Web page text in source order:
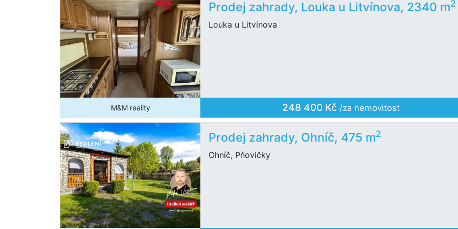
Prodej zahrady, Louka u Litvínova, 2340 m2
Louka u Litvínova
M&M reality 248 400 Kč /za nemovitost
Prodej zahrady, Ohníč, 475 m2
Ohníč, Pňovičky